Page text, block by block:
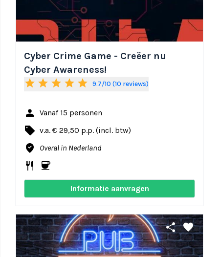
Cyber Crime Game - Creëer nu
Cyber Awareness!
star star star star star 9.7/10 (10 reviews)
person Vanaf 15 personen
local_offer v.a. € 29,50 p.p. (incl. btw)
where_to_vote Overal in Nederland
restaurant coffee
Informatie aanvragen
share favorite